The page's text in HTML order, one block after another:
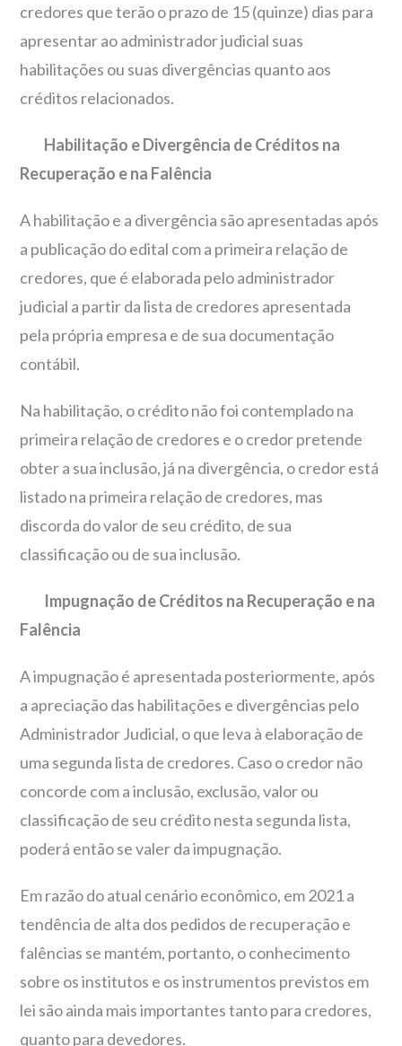
credores que terão o prazo de 15 (quinze) dias para
apresentar ao administrador judicial suas
habilitações ou suas divergências quanto aos
créditos relacionados.
Habilitação e Divergência de Créditos na
Recuperação e na Falência
A habilitação e a divergência são apresentadas após
a publicação do edital com a primeira relação de
credores, que é elaborada pelo administrador
judicial a partir da lista de credores apresentada
pela própria empresa e de sua documentação
contábil.
Na habilitação, o crédito não foi contemplado na
primeira relação de credores e o credor pretende
obter a sua inclusão, já na divergência, o credor está
listado na primeira relação de credores, mas
discorda do valor de seu crédito, de sua
classificação ou de sua inclusão.
Impugnação de Créditos na Recuperação e na
Falência
A impugnação é apresentada posteriormente, após
a apreciação das habilitações e divergências pelo
Administrador Judicial, o que leva à elaboração de
uma segunda lista de credores. Caso o credor não
concorde com a inclusão, exclusão, valor ou
classificação de seu crédito nesta segunda lista,
poderá então se valer da impugnação.
Em razão do atual cenário econômico, em 2021 a
tendência de alta dos pedidos de recuperação e
falências se mantém, portanto, o conhecimento
sobre os institutos e os instrumentos previstos em
lei são ainda mais importantes tanto para credores,
quanto para devedores.